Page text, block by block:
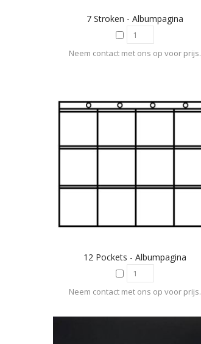
7 Stroken - Albumpagina
Neem contact met ons op voor prijs.
12 Pockets - Albumpagina
Neem contact met ons op voor prijs.